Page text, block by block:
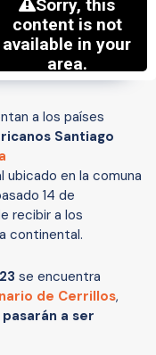
a los países
Santiago
ubicado en la comuna
14 de
recibir a los
continental.
se encuentra
de Cerrillos,
a ser